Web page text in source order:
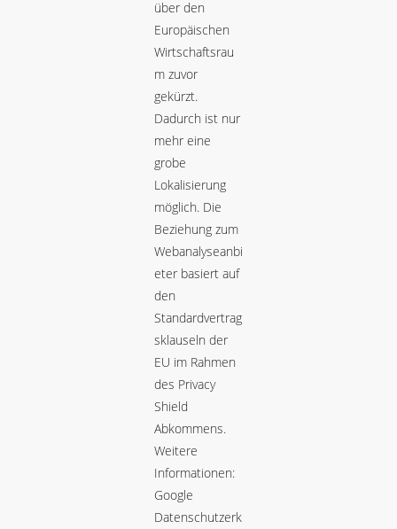
über den
Europäischen
Wirtschaftsrau
m zuvor
gekürzt.
Dadurch ist nur
mehr eine
grobe
Lokalisierung
möglich. Die
Beziehung zum
Webanalyseanbi
eter basiert auf
den
Standardvertrag
sklauseln der
EU im Rahmen
des Privacy
Shield
Abkommens.
Weitere
Informationen:
Google
Datenschutzerk